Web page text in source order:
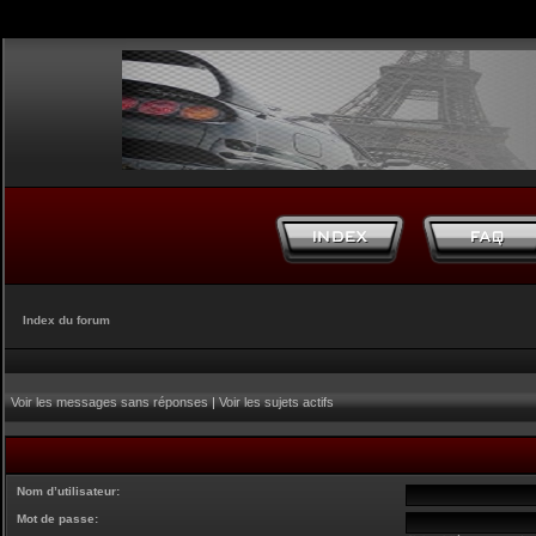
Index du forum
Voir les messages sans réponses|Voir les sujets actifs
Nom d’utilisateur:
Mot de passe: